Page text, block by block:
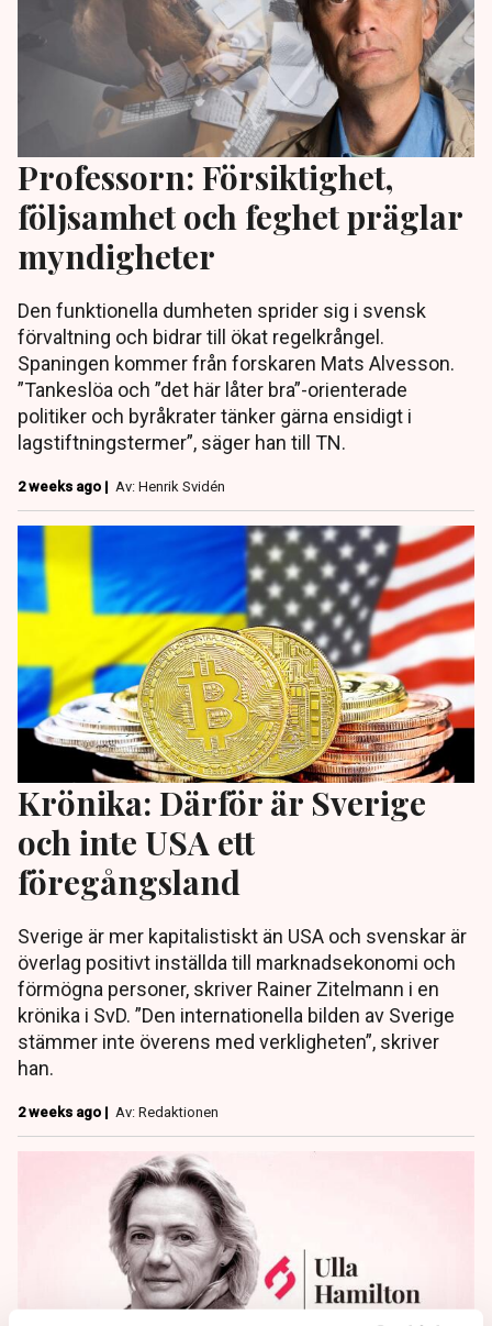
Professorn: Försiktighet,
följsamhet och feghet präglar
myndigheter
Den funktionella dumheten sprider sig i svensk
förvaltning och bidrar till ökat regelkrångel.
Spaningen kommer från forskaren Mats Alvesson.
”Tankeslöa och ”det här låter bra”-orienterade
politiker och byråkrater tänker gärna ensidigt i
lagstiftningstermer”, säger han till TN.
2 weeks ago | Av: Henrik Svidén
Krönika: Därför är Sverige
och inte USA ett
föregångsland
Sverige är mer kapitalistiskt än USA och svenskar är
överlag positivt inställda till marknadsekonomi och
förmögna personer, skriver Rainer Zitelmann i en
krönika i SvD. ”Den internationella bilden av Sverige
stämmer inte överens med verkligheten”, skriver
han.
2 weeks ago | Av: Redaktionen